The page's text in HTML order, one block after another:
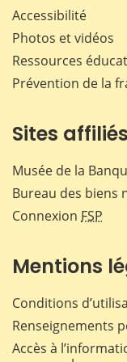
Accessibilité
Photos et vidéos
Ressources
Prévention de la
Sites affiliés
Musée de la
Bureau des biens
Connexion FSP
Mentions
Conditions
Renseignements
Accès à